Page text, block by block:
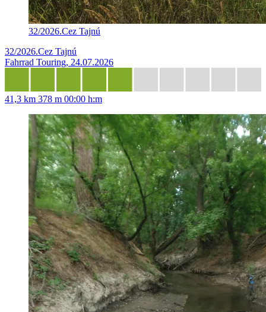
32/2026.Cez Tajnú
32/2026.Cez Tajnú
Fahrrad Touring, 24.07.2026
41,3 km 378 m 00:00 h:m